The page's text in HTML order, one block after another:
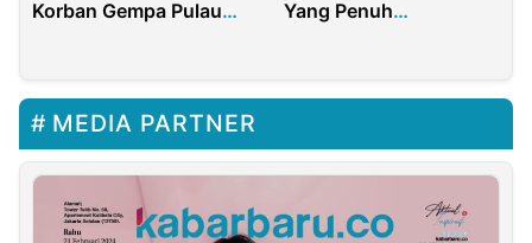
Korban Gempa Pulau
Yang Penuh
MEDIA PARTNER